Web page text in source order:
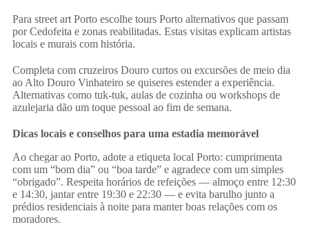
Para street art Porto escolhe tours Porto alternativos que passam
por Cedofeita e zonas reabilitadas. Estas visitas explicam artistas
locais e murais com história.
Completa com cruzeiros Douro curtos ou excursões de meio dia
ao Alto Douro Vinhateiro se quiseres estender a experiência.
Alternativas como tuk-tuk, aulas de cozinha ou workshops de
azulejaria dão um toque pessoal ao fim de semana.
Dicas locais e conselhos para uma estadia memorável
Ao chegar ao Porto, adote a etiqueta local Porto: cumprimenta
com um “bom dia” ou “boa tarde” e agradece com um simples
“obrigado”. Respeita horários de refeições — almoço entre 12:30
e 14:30, jantar entre 19:30 e 22:30 — e evita barulho junto a
prédios residenciais à noite para manter boas relações com os
moradores.